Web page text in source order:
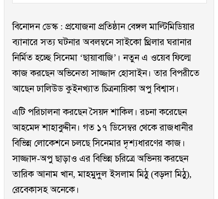
বিনোদন ডেস্ক : প্রযোজনা প্রতিষ্ঠান বেঙ্গল মাল্টিমিডিয়ার
ব্যানারে সত্য ঘটনার অবলম্বনে সাইকো থ্রিলার ঘরানার
নির্মিত হচ্ছে সিনেমা ‘ছায়াবাজি’। নতুন এ ওয়েব ফিল্মে
কাজ করছেন অভিনেতা সাজ্জাদ হোসাইন। তার বিপরীতে
আছেন ঢালিউড কুইনখ্যাত চিত্রনায়িকা অপু বিশ্বাস।
এটি পরিচালনা করছেন সৈয়দ শাকিল। রচনা করেছেন
আহমেদ শাহাবুদ্দীন। গত ১৭ ডিসেম্বর থেকে রাজধানীর
বিভিন্ন লোকেশনে চলছে সিনেমার দৃশ্যধারণের কাজ।
সাজ্জাদ-অপু ছাড়াও এর বিভিন্ন চরিত্রে অভিনয় করছেন
তারিক আনাম খান, মাহমুদুল ইসলাম মিঠু (বড়দা মিঠু),
রেবেকাসহ অনেকে।